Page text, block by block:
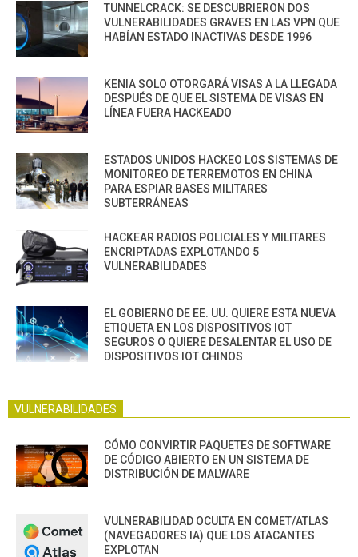
TUNNELCRACK: SE DESCUBRIERON DOS
VULNERABILIDADES GRAVES EN LAS VPN QUE
HABÍAN ESTADO INACTIVAS DESDE 1996
KENIA SOLO OTORGARÁ VISAS A LA LLEGADA
DESPUÉS DE QUE EL SISTEMA DE VISAS EN
LÍNEA FUERA HACKEADO
ESTADOS UNIDOS HACKEO LOS SISTEMAS DE
MONITOREO DE TERREMOTOS EN CHINA
PARA ESPIAR BASES MILITARES
SUBTERRÁNEAS
HACKEAR RADIOS POLICIALES Y MILITARES
ENCRIPTADAS EXPLOTANDO 5
VULNERABILIDADES
EL GOBIERNO DE EE. UU. QUIERE ESTA NUEVA
ETIQUETA EN LOS DISPOSITIVOS IOT
SEGUROS O QUIERE DESALENTAR EL USO DE
DISPOSITIVOS IOT CHINOS
VULNERABILIDADES
CÓMO CONVIRTIR PAQUETES DE SOFTWARE
DE CÓDIGO ABIERTO EN UN SISTEMA DE
DISTRIBUCIÓN DE MALWARE
VULNERABILIDAD OCULTA EN COMET/ATLAS
(NAVEGADORES IA) QUE LOS ATACANTES
EXPLOTAN